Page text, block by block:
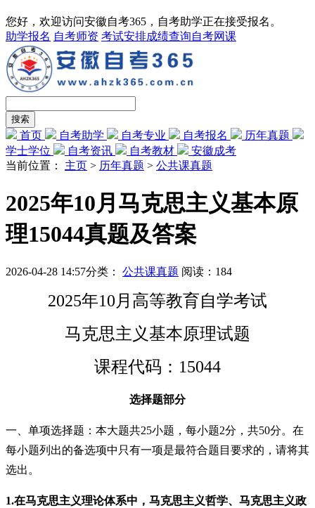
您好，欢迎访问安徽自考365，自考助学正在接受报名。
助学报名 自考师资 考试安排成绩查询自考网课
首页 自考助学 自考专业 自考报名
历年真题
学士学位
自考资讯 自考教材
安徽成考
当前位置： 主页 > 历年真题 > 公共课真题
2025年10月马克思主义基本原
理15044真题及答案
2026-04-28 14:57分类： 公共课真题 阅读： 184
2025年10月高等教育自学考试
马克思主义基本原理试题
课程代码：15044
选择题部分
一、单项选择题：本大题共25小题，每小题2分，共50分。在
每小题列出的备选项中只有一项是最符合题目要求的，请将其
选出。
1.在马克思主义理论体系中，马克思主义哲学、马克思主义政